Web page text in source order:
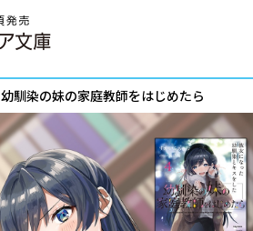
幼馴染の妹の家庭教師をはじめたら